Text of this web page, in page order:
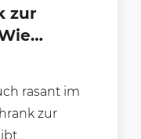
zur
LEH
rasant im
zur